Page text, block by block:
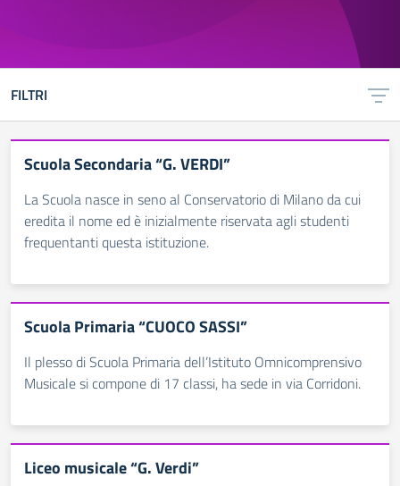
FILTRI
Scuola Secondaria “G. VERDI”
La Scuola nasce in seno al Conservatorio di Milano da cui
eredita il nome ed è inizialmente riservata agli studenti
frequentanti questa istituzione.
Scuola Primaria “CUOCO SASSI”
Il plesso di Scuola Primaria dell’Istituto Omnicomprensivo
Musicale si compone di 17 classi, ha sede in via Corridoni.
Liceo musicale “G. Verdi”